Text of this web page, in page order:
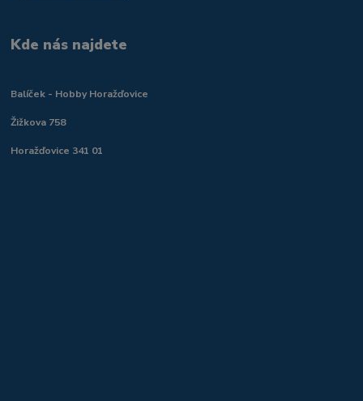
Kde nás najdete
Balíček - Hobby Horažďovice
Žižkova 758
Horažďovice 341 01